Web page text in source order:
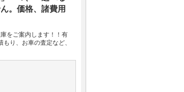
。価格、諸費用
をご案内します！！有
り、お車の査定など、